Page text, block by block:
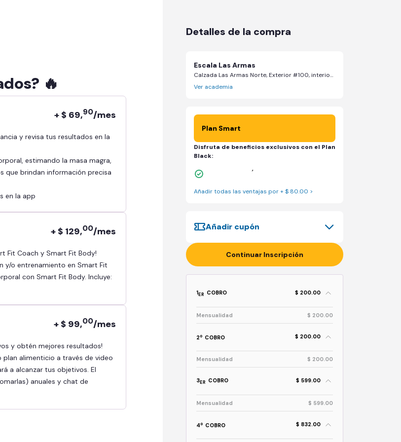
🔥
+ $ 69,90/mes
estimando la masa magra,
que brindan información precisa
en la app
+ $ 129,00/mes
y/o entrenamiento en Smart Fit
con Smart Fit Body. Incluye:
+ $ 99,00/mes
alimenticio a través de video
a alcanzar tus objetivos. El
anuales y chat de
Detalles de la compra
Escala Las Armas
Calzada Las Armas Norte, Exterior #100, interior Local AN-01 - Tlalnepantla de Baz, Estado de México
Ver academia
Plan Smart
Disfruta de beneficios exclusivos con el Plan
Black:
Añadir todas las ventajas por + $ 80.00 >
Añadir cupón
Continuar Inscripción
1ER COBRO $ 200.00
Mensualidad $ 200.00
2o COBRO $ 200.00
Mensualidad $ 200.00
3ER COBRO $ 599.00
Mensualidad $ 599.00
4o COBRO $ 832.00